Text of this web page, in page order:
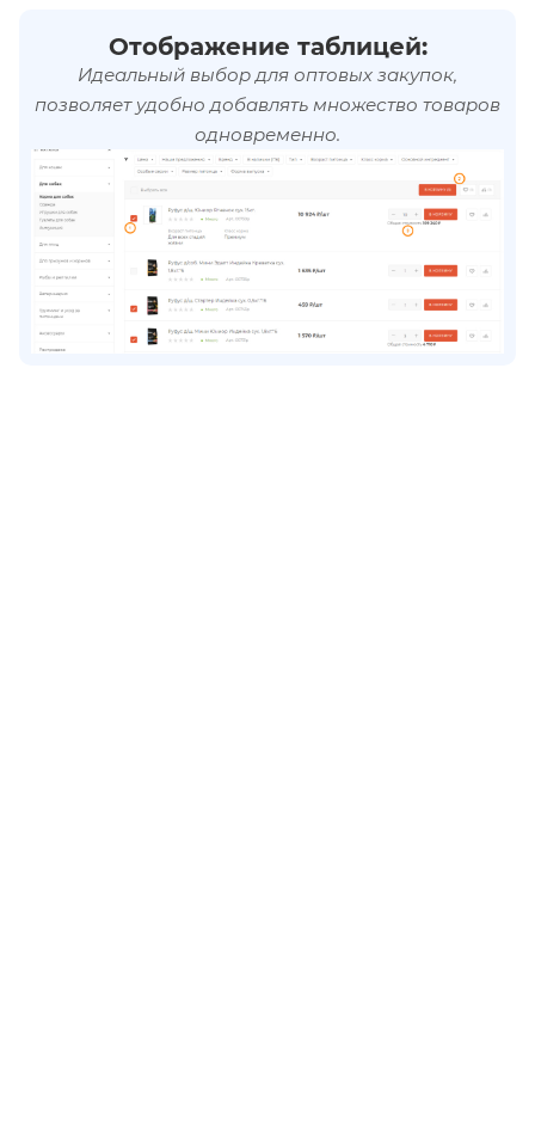
Отображение таблицей:
Идеальный выбор для оптовых закупок,
позволяет удобно добавлять множество товаров
одновременно.